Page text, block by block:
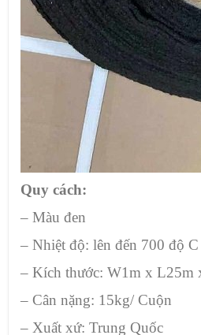
Quy cách:
– Màu đen
– Nhiệt độ: lên đến 700 độ C
– Kích thước: W1m x L25m
– Cân nặng: 15kg/ Cuộn
– Xuất xứ: Trung Quốc